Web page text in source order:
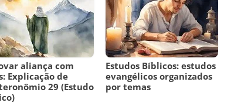
aliança com
Explicação de
29 (Estudo
Estudos Bíblicos: estudos
evangélicos organizados
por temas